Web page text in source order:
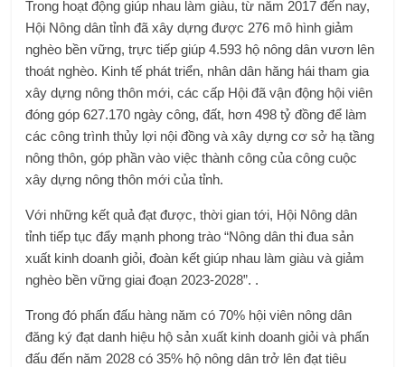
Trong hoạt động giúp nhau làm giàu, từ năm 2017 đến nay,
Hội Nông dân tỉnh đã xây dựng được 276 mô hình giảm
nghèo bền vững, trực tiếp giúp 4.593 hộ nông dân vươn lên
thoát nghèo. Kinh tế phát triển, nhân dân hăng hái tham gia
xây dựng nông thôn mới, các cấp Hội đã vận động hội viên
đóng góp 627.170 ngày công, đất, hơn 498 tỷ đồng để làm
các công trình thủy lợi nội đồng và xây dựng cơ sở hạ tầng
nông thôn, góp phần vào việc thành công của công cuộc
xây dựng nông thôn mới của tỉnh.
Với những kết quả đạt được, thời gian tới, Hội Nông dân
tỉnh tiếp tục đẩy mạnh phong trào “Nông dân thi đua sản
xuất kinh doanh giỏi, đoàn kết giúp nhau làm giàu và giảm
nghèo bền vững giai đoạn 2023-2028”. .
Trong đó phấn đấu hàng năm có 70% hội viên nông dân
đăng ký đạt danh hiệu hộ sản xuất kinh doanh giỏi và phấn
đấu đến năm 2028 có 35% hộ nông dân trở lên đạt tiêu